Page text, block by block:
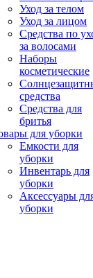
Уход за телом
Уход за лицом
Средства по
за волосами
Наборы
косметические
средства
Средства для
бритья
для уборки
Емкости для
уборки
Инвентарь для
уборки
Аксессуары
уборки